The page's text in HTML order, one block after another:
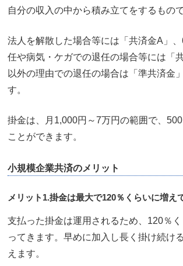
自分の収入の中から積み立てをするもので
法人を解散した場合等には「共済金A」
任や病気・ケガでの退任の場合等には「
以外の理由での退任の場合は「準共済金
す。
掛金は、月1,000円～7万円の範囲で、
ことができます。
小規模企業共済のメリット
メリット1.掛金は最大で120％くらいに増え
支払った掛金は運用されるため、120％
ってきます。早めに加入し長く掛け続け
えます。